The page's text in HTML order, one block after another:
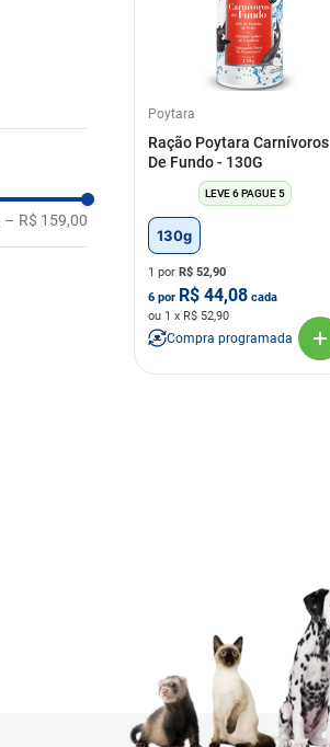
– R$ 159,00
Poytara
Ração Poytara Carnívoros
De Fundo - 130G
LEVE 6 PAGUE 5
130g
1 porR$52,90
6 por R$44,08 cada
ou 1 x R$ 52,90
Compra programada